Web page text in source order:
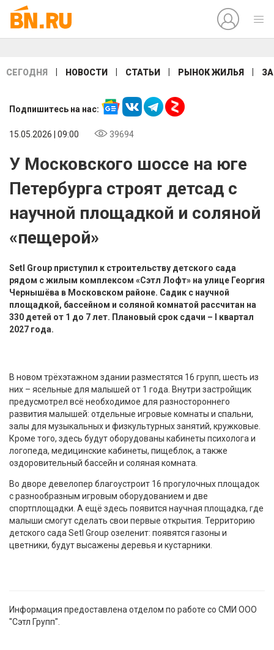
СЕГОДНЯ НОВОСТИ СТАТЬИ РЫНОК ЖИЛЬЯ
Подпишитесь на нас:
15.05.2026 | 09:00 39694
У Московского шоссе на юге
Петербурга строят детсад с
научной площадкой и соляной
«пещерой»
Setl Group приступил к строительству детского сада
рядом с жилым комплексом «Сэтл Лофт» на улице Георгия
Чернышёва в Московском районе. Садик с научной
площадкой, бассейном и соляной комнатой рассчитан на
330 детей от 1 до 7 лет. Плановый срок сдачи – I квартал
2027 года.
В новом трёхэтажном здании разместятся 16 групп, шесть из
них – ясельные для малышей от 1 года. Внутри застройщик
предусмотрел всё необходимое для разностороннего
развития малышей: отдельные игровые комнаты и спальни,
залы для музыкальных и физкультурных занятий, кружковые.
Кроме того, здесь будут оборудованы кабинеты психолога и
логопеда, медицинские кабинеты, пищеблок, а также
оздоровительный бассейн и соляная комната.
Во дворе девелопер благоустроит 16 прогулочных площадок
с разнообразным игровым оборудованием и две
спортплощадки. А ещё здесь появится научная площадка, где
малыши смогут сделать свои первые открытия. Территорию
детского сада Setl Group озеленит: появятся газоны и
цветники, будут высажены деревья и кустарники.
Информация предоставлена отделом по работе со СМИ ООО
"Сэтл Групп".